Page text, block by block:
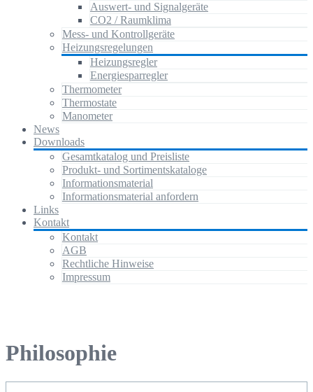
Auswert- und Signalgeräte
CO2 / Raumklima
Mess- und Kontrollgeräte
Heizungsregelungen
Heizungsregler
Energiesparregler
Thermometer
Thermostate
Manometer
News
Downloads
Gesamtkatalog und Preisliste
Produkt- und Sortimentskataloge
Informationsmaterial
Informationsmaterial anfordern
Links
Kontakt
Kontakt
AGB
Rechtliche Hinweise
Impressum
Philosophie